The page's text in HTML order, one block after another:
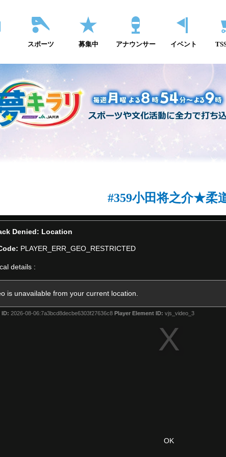
スポーツ 募集中 アナウンサー イベント
#359小田将之介★柔